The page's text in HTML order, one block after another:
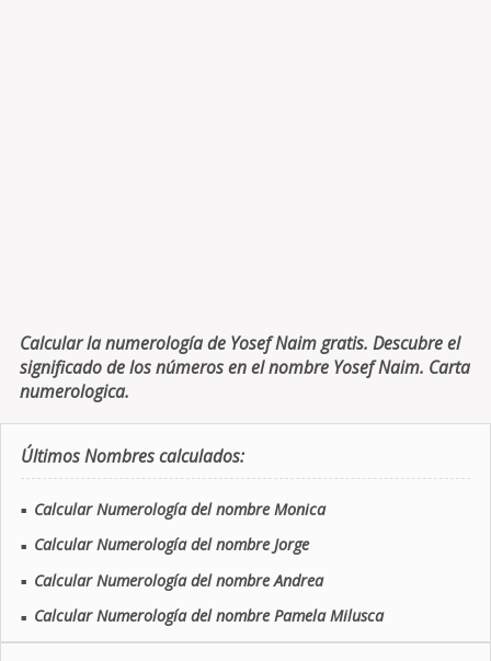
Calcular la numerología de Yosef Naim gratis. Descubre el
significado de los números en el nombre Yosef Naim. Carta
numerologica.
Últimos Nombres calculados:
■ Calcular Numerología del nombre Monica
■ Calcular Numerología del nombre Jorge
■ Calcular Numerología del nombre Andrea
■ Calcular Numerología del nombre Pamela Milusca